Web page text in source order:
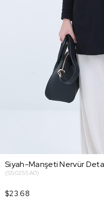
Siyah-Manşeti Nervür
(S50255A0)
$23.68